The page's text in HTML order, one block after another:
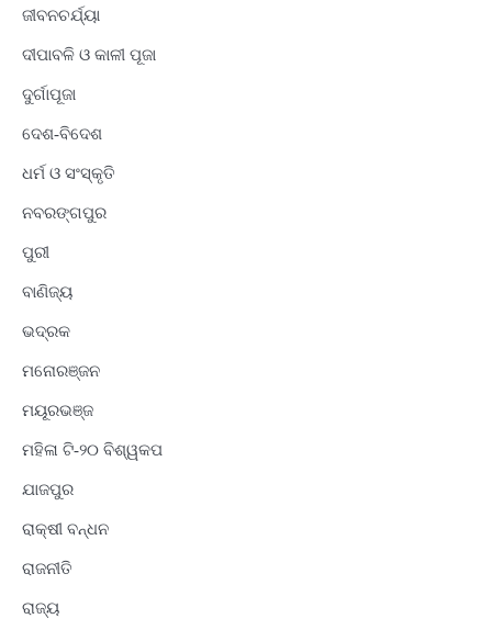
ଜୀବନଚର୍ଯ୍ୟା
ଦୀପାବଳି ଓ କାଳୀ ପୂଜା
ଦୁର୍ଗାପୂଜା
ଦେଶ-ବିଦେଶ
ଧର୍ମ ଓ ସଂସ୍କୃତି
ନବରଙ୍ଗପୁର
ପୁରୀ
ବାଣିଜ୍ୟ
ଭଦ୍ରକ
ମନୋରଞ୍ଜନ
ମୟୂରଭଞ୍ଜ
ମହିଳା ଟି-୨୦ ବିଶ୍ୱକପ
ଯାଜପୁର
ରାକ୍ଷୀ ବନ୍ଧନ
ରାଜନୀତି
ରାଜ୍ୟ